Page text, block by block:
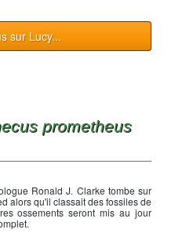
sur Lucy...
prometheus
Ronald J. Clarke tombe sur
alors qu'il classait des fossiles de
ossements seront mis au jour